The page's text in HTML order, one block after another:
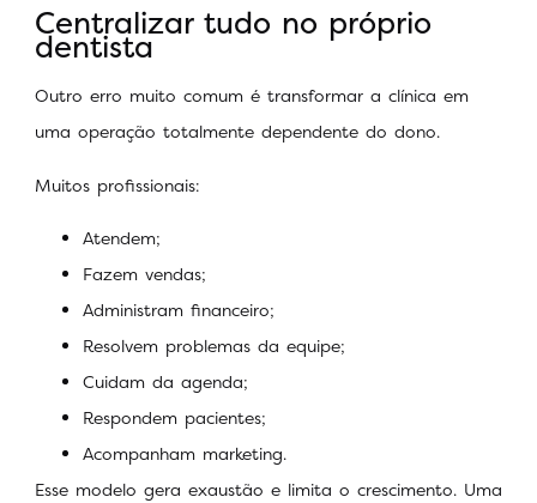
Centralizar tudo no próprio
dentista
Outro erro muito comum é transformar a clínica em
uma operação totalmente dependente do dono.
Muitos profissionais:
Atendem;
Fazem vendas;
Administram financeiro;
Resolvem problemas da equipe;
Cuidam da agenda;
Respondem pacientes;
Acompanham marketing.
Esse modelo gera exaustão e limita o crescimento. Uma